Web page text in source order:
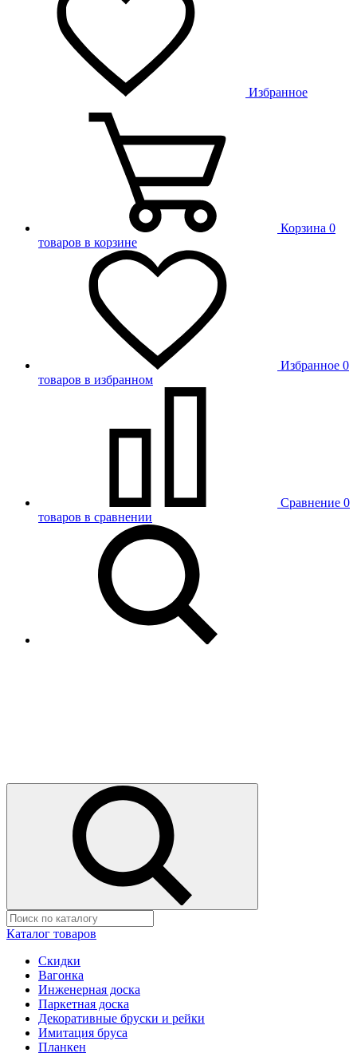
Избранное
Корзина 0
товаров в корзине
Избранное 0
товаров в избранном
Сравнение 0
товаров в сравнении
Каталог товаров
Скидки
Вагонка
Инженерная доска
Паркетная доска
Декоративные бруски и рейки
Имитация бруса
Планкен